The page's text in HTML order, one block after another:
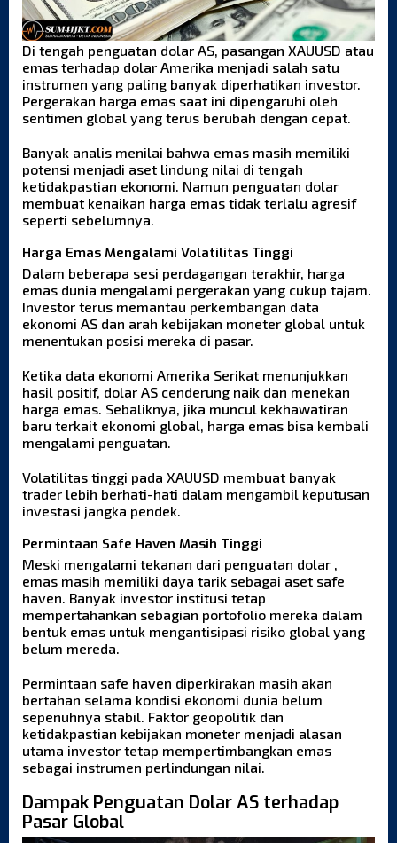
Di tengah penguatan dolar AS, pasangan XAUUSD atau
emas terhadap dolar Amerika menjadi salah satu
instrumen yang paling banyak diperhatikan investor.
Pergerakan harga emas saat ini dipengaruhi oleh
sentimen global yang terus berubah dengan cepat.
Banyak analis menilai bahwa emas masih memiliki
potensi menjadi aset lindung nilai di tengah
ketidakpastian ekonomi. Namun penguatan dolar
membuat kenaikan harga emas tidak terlalu agresif
seperti sebelumnya.
Harga Emas Mengalami Volatilitas Tinggi
Dalam beberapa sesi perdagangan terakhir, harga
emas dunia mengalami pergerakan yang cukup tajam.
Investor terus memantau perkembangan data
ekonomi AS dan arah kebijakan moneter global untuk
menentukan posisi mereka di pasar.
Ketika data ekonomi Amerika Serikat menunjukkan
hasil positif, dolar AS cenderung naik dan menekan
harga emas. Sebaliknya, jika muncul kekhawatiran
baru terkait ekonomi global, harga emas bisa kembali
mengalami penguatan.
Volatilitas tinggi pada XAUUSD membuat banyak
trader lebih berhati-hati dalam mengambil keputusan
investasi jangka pendek.
Permintaan Safe Haven Masih Tinggi
Meski mengalami tekanan dari penguatan dolar ,
emas masih memiliki daya tarik sebagai aset safe
haven. Banyak investor institusi tetap
mempertahankan sebagian portofolio mereka dalam
bentuk emas untuk mengantisipasi risiko global yang
belum mereda.
Permintaan safe haven diperkirakan masih akan
bertahan selama kondisi ekonomi dunia belum
sepenuhnya stabil. Faktor geopolitik dan
ketidakpastian kebijakan moneter menjadi alasan
utama investor tetap mempertimbangkan emas
sebagai instrumen perlindungan nilai.
Dampak Penguatan Dolar AS terhadap
Pasar Global